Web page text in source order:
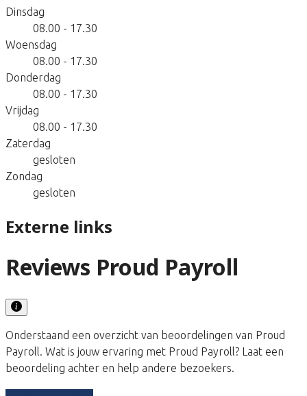
Dinsdag
08.00 - 17.30
Woensdag
08.00 - 17.30
Donderdag
08.00 - 17.30
Vrijdag
08.00 - 17.30
Zaterdag
gesloten
Zondag
gesloten
Externe links
Reviews Proud Payroll
Onderstaand een overzicht van beoordelingen van Proud
Payroll. Wat is jouw ervaring met Proud Payroll? Laat een
beoordeling achter en help andere bezoekers.